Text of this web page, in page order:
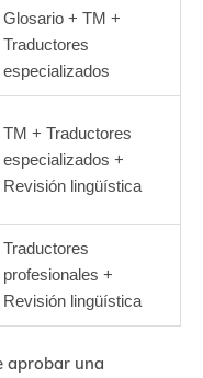
Glosario + TM +
Traductores
especializados
TM + Traductores
especializados +
Revisión lingüística
Traductores
profesionales +
Revisión lingüística
aprobar una